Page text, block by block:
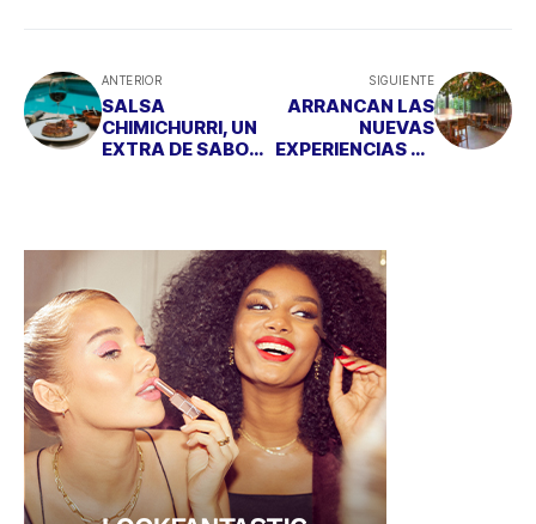
ANTERIOR
SALSA
CHIMICHURRI, UN
EXTRA DE SABOR
SIGUIENTE
ARRANCAN LAS
NUEVAS
EXPERIENCIAS DE